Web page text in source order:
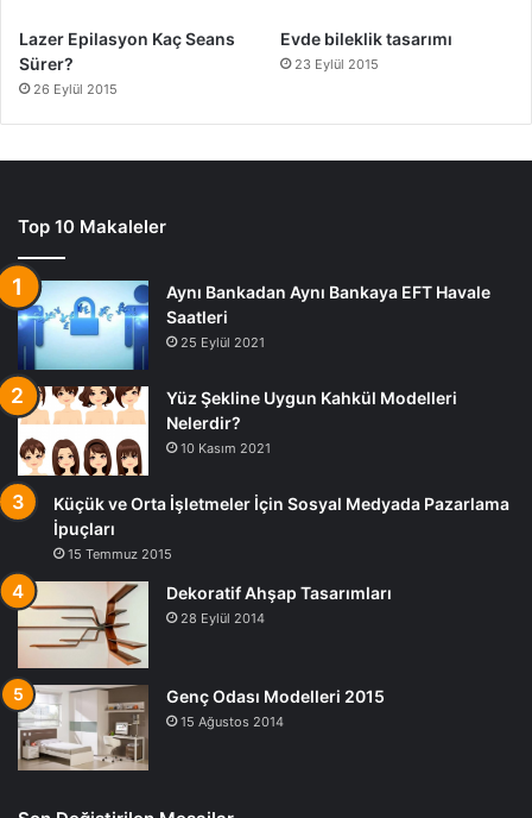
Lazer Epilasyon Kaç Seans
Sürer?
26 Eylül 2015
Evde bileklik tasarımı
23 Eylül 2015
Top 10 Makaleler
Aynı Bankadan Aynı Bankaya EFT Havale
Saatleri
25 Eylül 2021
Yüz Şekline Uygun Kahkül Modelleri
Nelerdir?
10 Kasım 2021
Küçük ve Orta İşletmeler İçin Sosyal Medyada Pazarlama
İpuçları
15 Temmuz 2015
Dekoratif Ahşap Tasarımları
28 Eylül 2014
Genç Odası Modelleri 2015
15 Ağustos 2014